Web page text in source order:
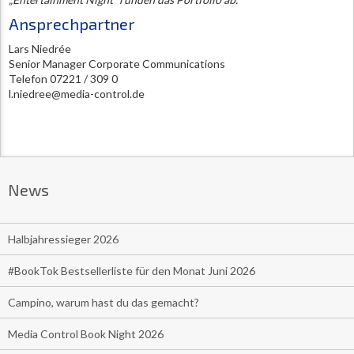
Ansprechpartner
Lars Niedrée
Senior Manager Corporate Communications
Telefon 07221 / 309 0
l.niedree@media-control.de
News
Halbjahressieger 2026
#BookTok Bestsellerliste für den Monat Juni 2026
Campino, warum hast du das gemacht?
Media Control Book Night 2026